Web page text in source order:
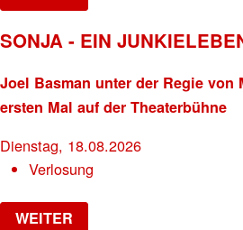
SONJA - EIN
Joel Basman unter der Regie von
ersten Mal auf der Theaterbühne
Dienstag, 18.08.2026
Verlosung
WEITER